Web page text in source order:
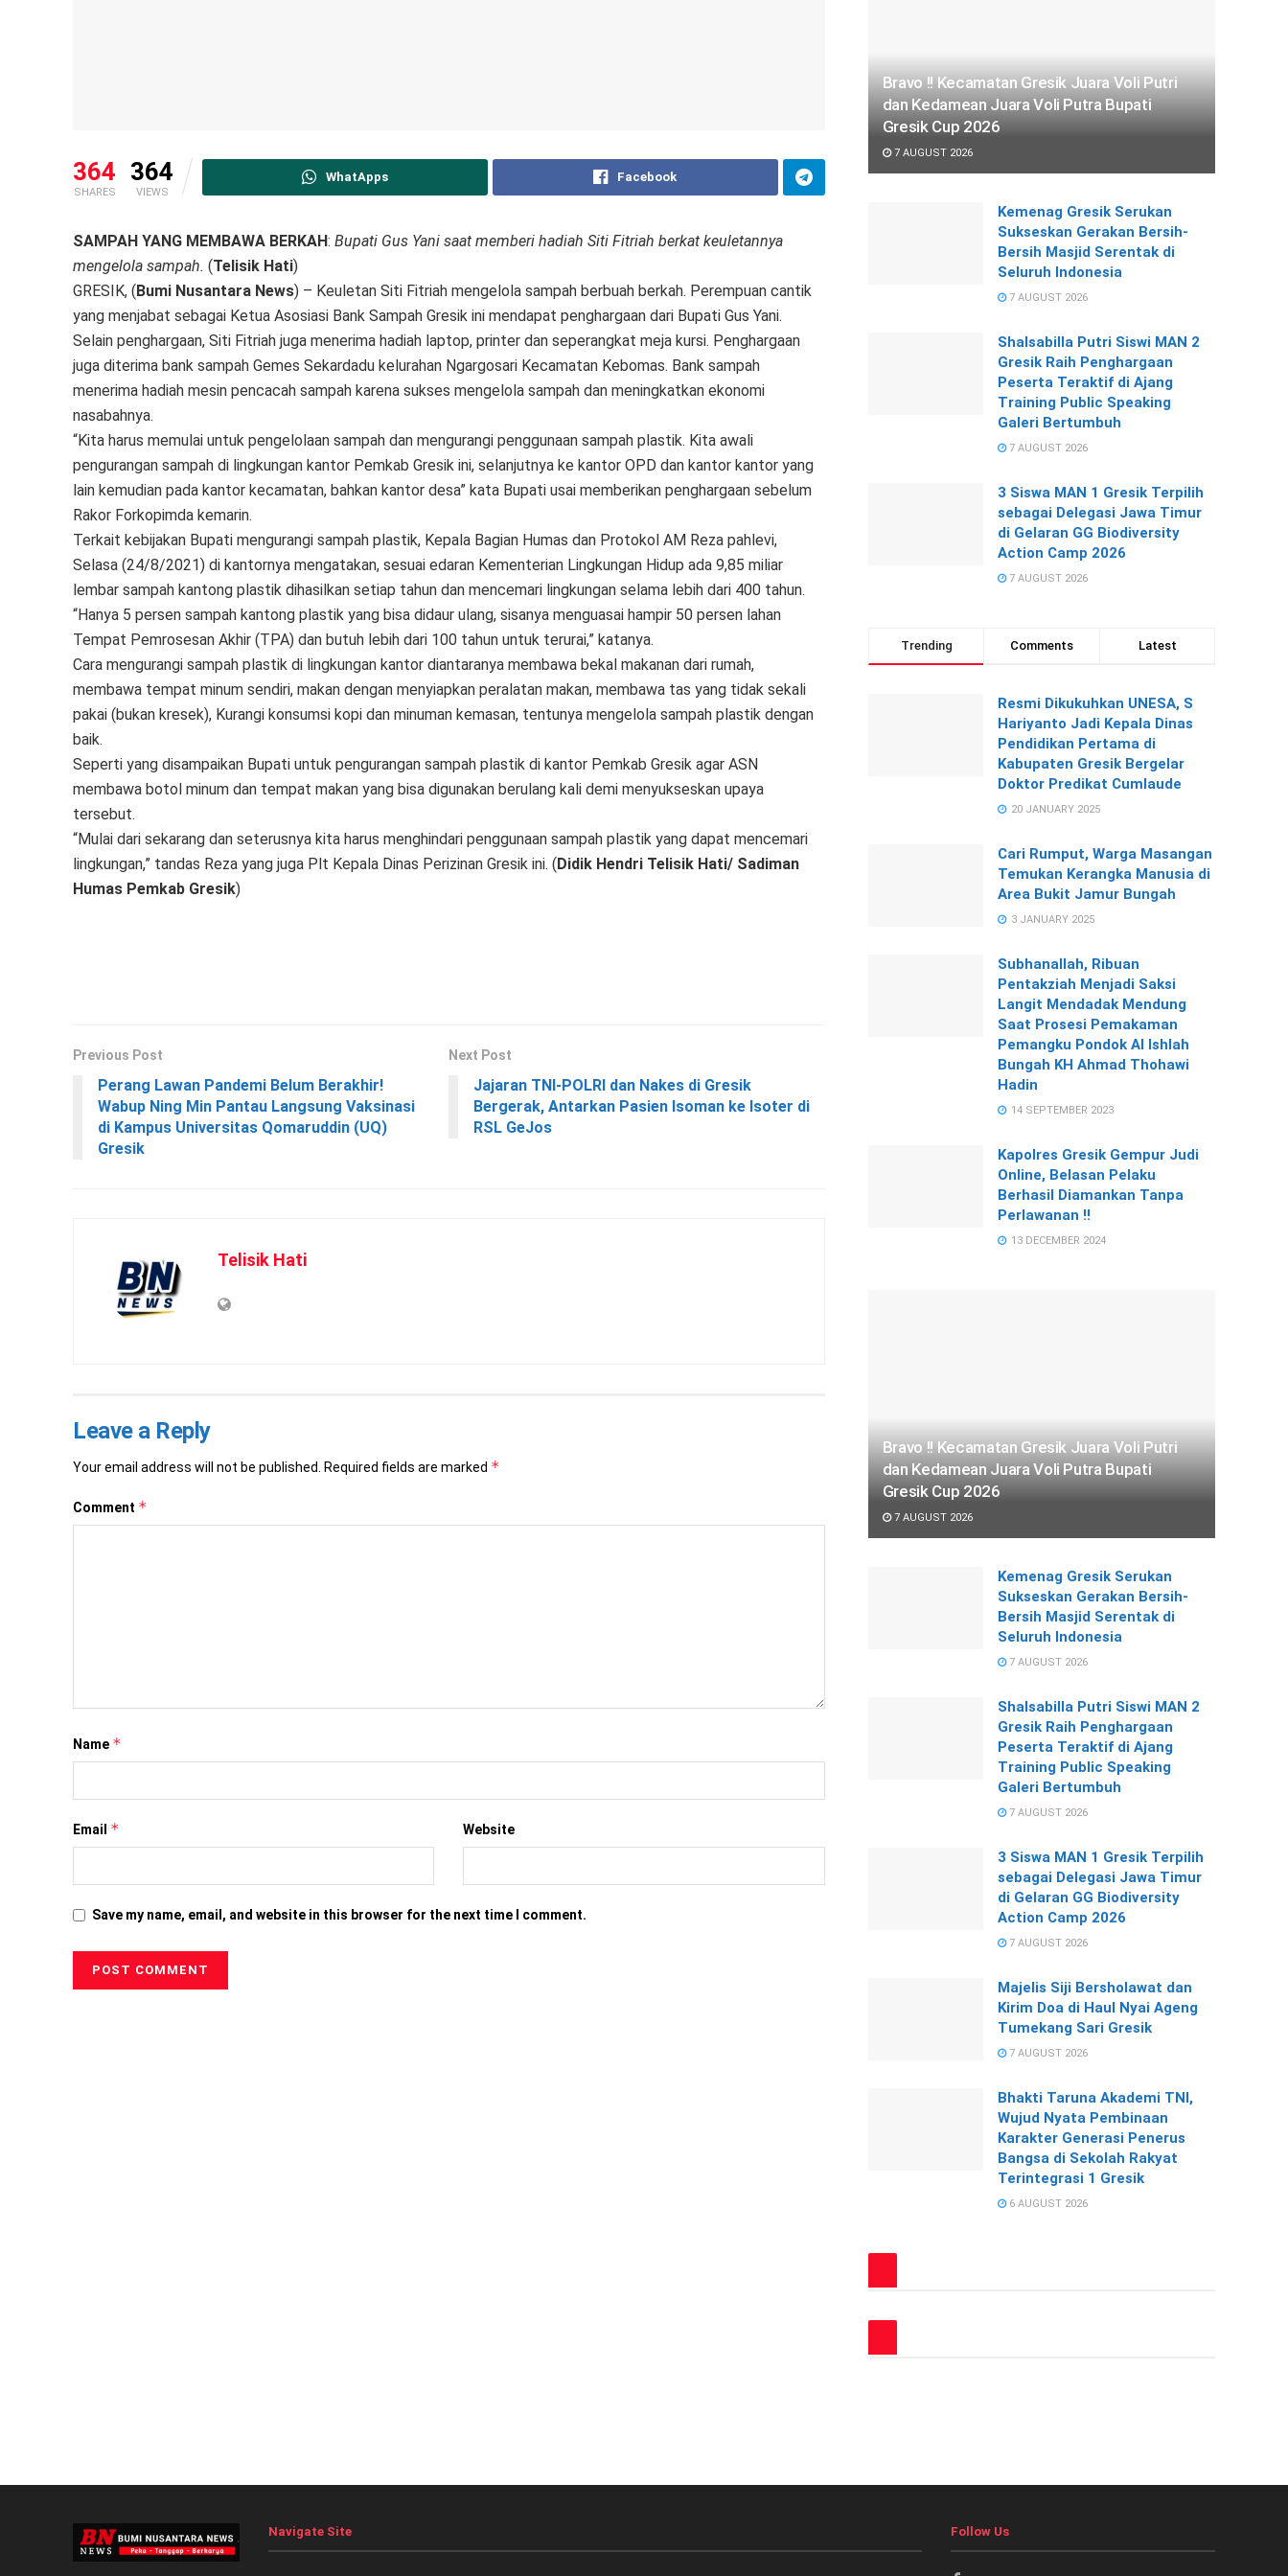
364
SHARES
364
VIEWS
WhatApps Facebook
SAMPAH YANG MEMBAWA BERKAH: Bupati Gus Yani saat memberi hadiah Siti Fitriah berkat keuletannya
mengelola sampah. (Telisik Hati)
GRESIK, (Bumi Nusantara News) – Keuletan Siti Fitriah mengelola sampah berbuah berkah. Perempuan cantik
yang menjabat sebagai Ketua Asosiasi Bank Sampah Gresik ini mendapat penghargaan dari Bupati Gus Yani.
Selain penghargaan, Siti Fitriah juga menerima hadiah laptop, printer dan seperangkat meja kursi. Penghargaan
juga diterima bank sampah Gemes Sekardadu kelurahan Ngargosari Kecamatan Kebomas. Bank sampah
menerima hadiah mesin pencacah sampah karena sukses mengelola sampah dan meningkatkan ekonomi
nasabahnya.
“Kita harus memulai untuk pengelolaan sampah dan mengurangi penggunaan sampah plastik. Kita awali
pengurangan sampah di lingkungan kantor Pemkab Gresik ini, selanjutnya ke kantor OPD dan kantor kantor yang
lain kemudian pada kantor kecamatan, bahkan kantor desa” kata Bupati usai memberikan penghargaan sebelum
Rakor Forkopimda kemarin.
Terkait kebijakan Bupati mengurangi sampah plastik, Kepala Bagian Humas dan Protokol AM Reza pahlevi,
Selasa (24/8/2021) di kantornya mengatakan, sesuai edaran Kementerian Lingkungan Hidup ada 9,85 miliar
lembar sampah kantong plastik dihasilkan setiap tahun dan mencemari lingkungan selama lebih dari 400 tahun.
“Hanya 5 persen sampah kantong plastik yang bisa didaur ulang, sisanya menguasai hampir 50 persen lahan
Tempat Pemrosesan Akhir (TPA) dan butuh lebih dari 100 tahun untuk terurai,” katanya.
Cara mengurangi sampah plastik di lingkungan kantor diantaranya membawa bekal makanan dari rumah,
membawa tempat minum sendiri, makan dengan menyiapkan peralatan makan, membawa tas yang tidak sekali
pakai (bukan kresek), Kurangi konsumsi kopi dan minuman kemasan, tentunya mengelola sampah plastik dengan
baik.
Seperti yang disampaikan Bupati untuk pengurangan sampah plastik di kantor Pemkab Gresik agar ASN
membawa botol minum dan tempat makan yang bisa digunakan berulang kali demi menyukseskan upaya
tersebut.
“Mulai dari sekarang dan seterusnya kita harus menghindari penggunaan sampah plastik yang dapat mencemari
lingkungan,” tandas Reza yang juga Plt Kepala Dinas Perizinan Gresik ini. (Didik Hendri Telisik Hati/ Sadiman
Humas Pemkab Gresik)
Previous Post
Perang Lawan Pandemi Belum Berakhir!
Wabup Ning Min Pantau Langsung Vaksinasi
di Kampus Universitas Qomaruddin (UQ)
Gresik
Next Post
Jajaran TNI-POLRI dan Nakes di Gresik
Bergerak, Antarkan Pasien Isoman ke Isoter di
RSL GeJos
Telisik Hati
Leave a Reply
Your email address will not be published. Required fields are marked *
Comment *
Name *
Email * Website
Save my name, email, and website in this browser for the next time I comment.
Bravo !! Kecamatan Gresik Juara Voli Putri
dan Kedamean Juara Voli Putra Bupati
Gresik Cup 2026
7 AUGUST 2026
Kemenag Gresik Serukan
Sukseskan Gerakan Bersih-
Bersih Masjid Serentak di
Seluruh Indonesia
7 AUGUST 2026
Shalsabilla Putri Siswi MAN 2
Gresik Raih Penghargaan
Peserta Teraktif di Ajang
Training Public Speaking
Galeri Bertumbuh
7 AUGUST 2026
3 Siswa MAN 1 Gresik Terpilih
sebagai Delegasi Jawa Timur
di Gelaran GG Biodiversity
Action Camp 2026
7 AUGUST 2026
Trending Comments Latest
Resmi Dikukuhkan UNESA, S
Hariyanto Jadi Kepala Dinas
Pendidikan Pertama di
Kabupaten Gresik Bergelar
Doktor Predikat Cumlaude
20 JANUARY 2025
Cari Rumput, Warga Masangan
Temukan Kerangka Manusia di
Area Bukit Jamur Bungah
3 JANUARY 2025
Subhanallah, Ribuan
Pentakziah Menjadi Saksi
Langit Mendadak Mendung
Saat Prosesi Pemakaman
Pemangku Pondok Al Ishlah
Bungah KH Ahmad Thohawi
Hadin
14 SEPTEMBER 2023
Kapolres Gresik Gempur Judi
Online, Belasan Pelaku
Berhasil Diamankan Tanpa
Perlawanan !!
13 DECEMBER 2024
Bravo !! Kecamatan Gresik Juara Voli Putri
dan Kedamean Juara Voli Putra Bupati
Gresik Cup 2026
7 AUGUST 2026
Kemenag Gresik Serukan
Sukseskan Gerakan Bersih-
Bersih Masjid Serentak di
Seluruh Indonesia
7 AUGUST 2026
Shalsabilla Putri Siswi MAN 2
Gresik Raih Penghargaan
Peserta Teraktif di Ajang
Training Public Speaking
Galeri Bertumbuh
7 AUGUST 2026
3 Siswa MAN 1 Gresik Terpilih
sebagai Delegasi Jawa Timur
di Gelaran GG Biodiversity
Action Camp 2026
7 AUGUST 2026
Majelis Siji Bersholawat dan
Kirim Doa di Haul Nyai Ageng
Tumekang Sari Gresik
7 AUGUST 2026
Bhakti Taruna Akademi TNI,
Wujud Nyata Pembinaan
Karakter Generasi Penerus
Bangsa di Sekolah Rakyat
Terintegrasi 1 Gresik
6 AUGUST 2026
Navigate Site Follow Us